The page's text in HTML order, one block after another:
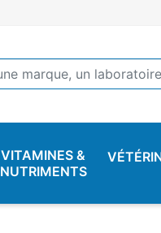
VITAMINES &
NUTRIMENTS